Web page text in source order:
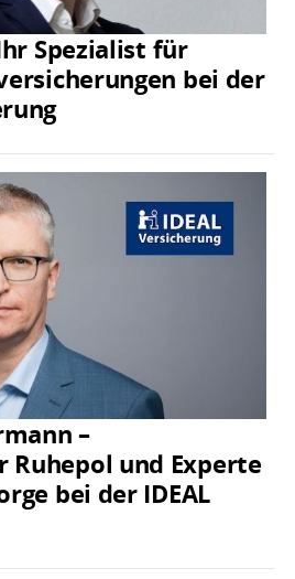
Spezialist für
bei der
–
Ruhepol und Experte
bei der IDEAL